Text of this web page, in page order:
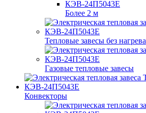
Более 2 м
Тепловые завесы без нагрева
Газовые тепловые завесы
Конвекторы